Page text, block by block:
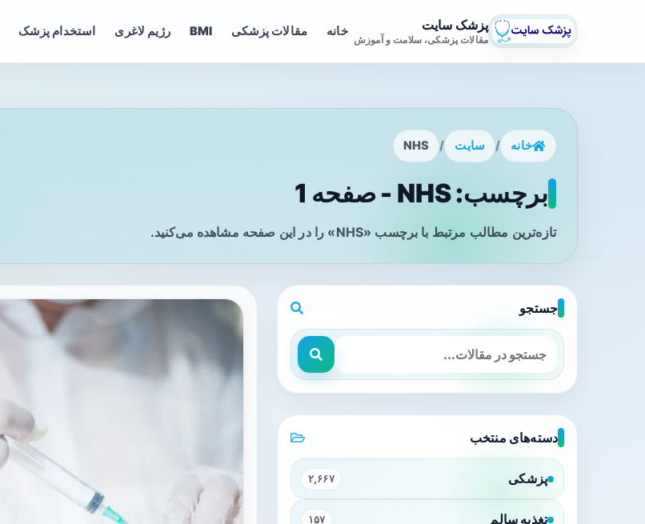
پزشک سایت
مقالات پزشکی، سلامت و آموزش
خانه مقالات پزشکی BMI رژیم لاغری استخدام پزشک
خانه / سایت /
NHS
برچسب: NHS - صفحه 1
تازه‌ترین مطالب مرتبط با برچسب «NHS» را در این صفحه مشاهده می‌کنید.
جستجو
دسته‌های منتخب
پزشکی ۲,۶۶۷
تغذیه سالم ۱۵۷